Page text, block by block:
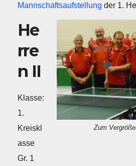
Mannschaftsaufstellung der 1.
Zum
He
rre
n II
Klasse:
1.
Kreiskl
asse
Gr. 1